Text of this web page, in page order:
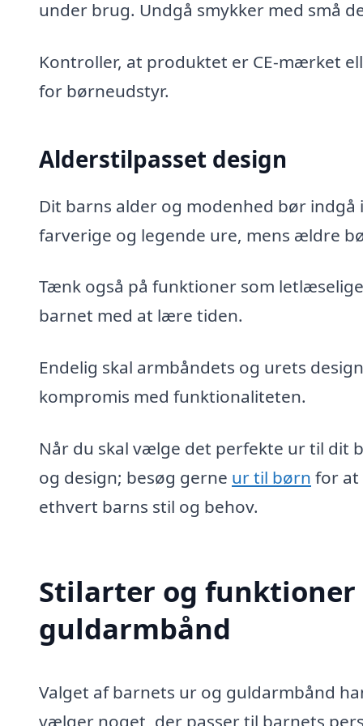
under brug. Undgå smykker med små
Kontroller, at produktet er CE-mærket
for børneudstyr.
Alderstilpasset design
Dit barns alder og modenhed bør
farverige og legende ure, mens ældre
Tænk også på funktioner som
barnet med at lære tiden.
Endelig skal armbåndets og urets
kompromis med funktionaliteten.
Når du skal vælge det perfekte ur til dit
og design; besøg gerne ur til børn for at
ethvert barns stil og behov.
Stilarter og funktioner
guldarmbånd
Valget af barnets ur og guldarmbånd